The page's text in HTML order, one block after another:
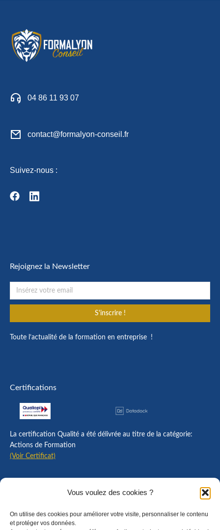
Vous voulez des cookies ?
On utilise des cookies pour améliorer votre visite, personnaliser le contenu
et protéger vos données.
04 86 11 93 07
contact@formalyon-conseil.fr
Suivez-nous :
Rejoignez la Newsletter
S'inscrire !
Toute l’actualité de la formation en entreprise !
Certifications
La certification Qualité a été délivrée au titre de la catégorie:
Actions de Formation
(Voir Certificat)
Règlement intérieur